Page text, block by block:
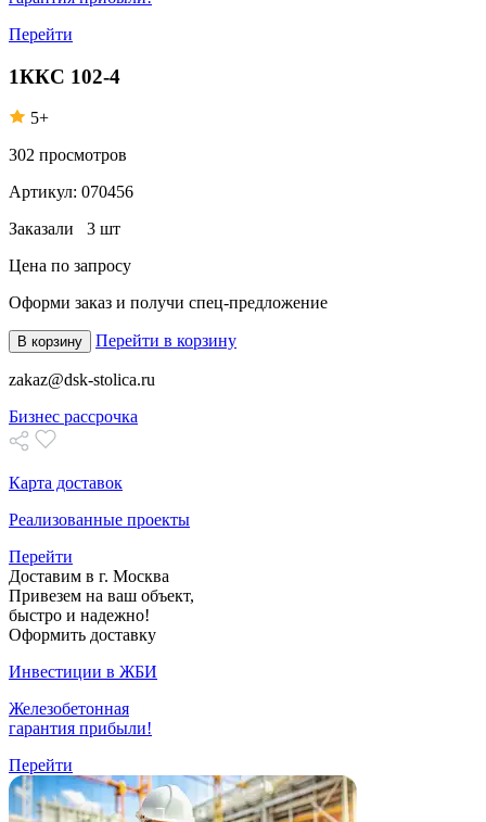
Перейти
1ККС 102-4
5+
302 просмотров
Артикул: 070456
Заказали 3 шт
Цена по запросу
Оформи заказ и получи спец-предложение
В корзину Перейти в корзину
zakaz@dsk-stolica.ru
Бизнес рассрочка
Карта доставок
Реализованные проекты
Перейти
Доставим в г. Москва
Привезем на ваш объект,
быстро и надежно!
Оформить доставку
Инвестиции в ЖБИ
Железобетонная
гарантия прибыли!
Перейти